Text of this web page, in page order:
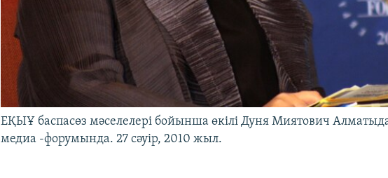
ЕҚЫҰ баспасөз мәселелері бойынша өкілі Дуня Миятович
медиа -форумында. 27 сәуір, 2010 жыл.